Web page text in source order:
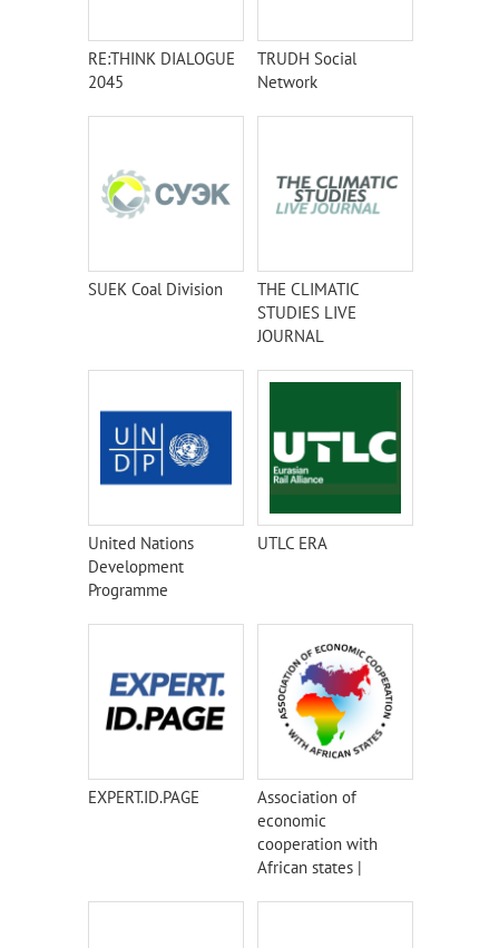
RE:THINK DIALOGUE
2045
TRUDH Social
Network
SUEK Coal Division
THE CLIMATIC
STUDIES LIVE
JOURNAL
United Nations
Development
Programme
UTLC ERA
EXPERT.ID.PAGE
Association of
economic
cooperation with
African states |